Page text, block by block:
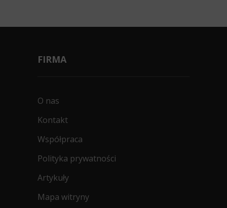
FIRMA
O nas
Kontakt
Współpraca
Polityka prywatności
Artykuły
Mapa witryny